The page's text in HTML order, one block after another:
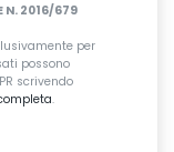
N. 2016/679
per
possono
scrivendo
.